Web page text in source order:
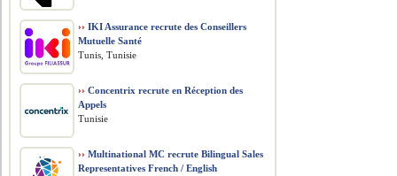
›› IKI Assurance recrute des Conseillers
Mutuelle Santé
Tunis, Tunisie
›› Concentrix recrute en Réception des
Appels
Tunisie
›› Multinational MC recrute Bilingual Sales
Representatives French / English